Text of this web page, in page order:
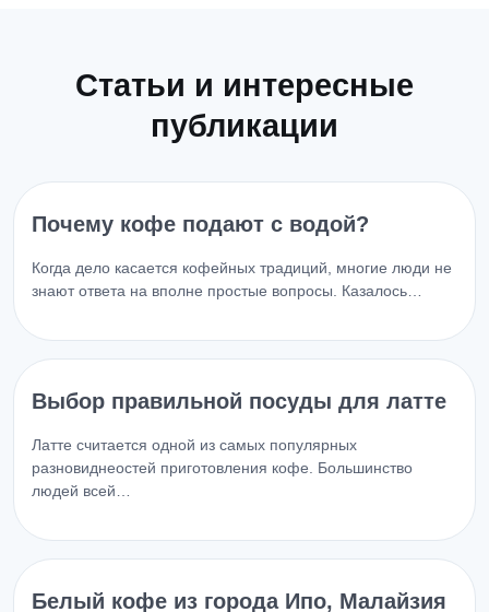
Статьи и интересные
публикации
Почему кофе подают с водой?
Когда дело касается кофейных традиций, многие люди не
знают ответа на вполне простые вопросы. Казалось…
Выбор правильной посуды для латте
Латте считается одной из самых популярных
разновиднеостей приготовления кофе. Большинство
людей всей…
Белый кофе из города Ипо, Малайзия